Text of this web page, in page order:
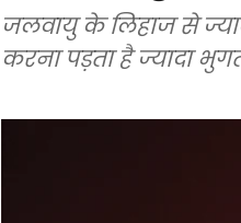
जलवायु के लिहाज से
करना पड़ता है ज्यादा